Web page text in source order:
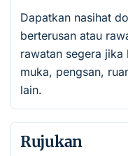
Dapatkan nasihat
berterusan atau
rawatan segera
muka, pengsan,
lain.
Rujukan